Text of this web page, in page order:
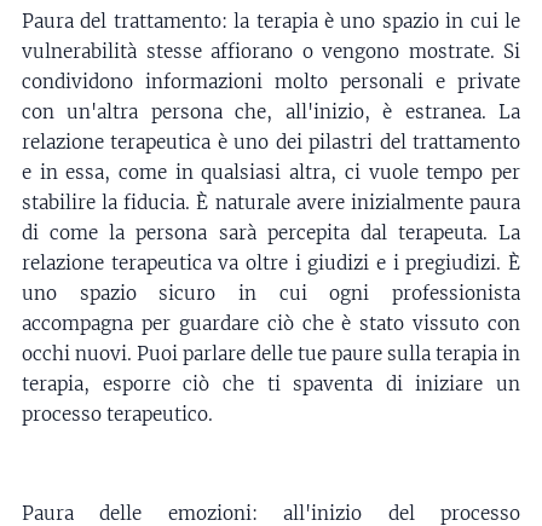
Paura del trattamento: la terapia è uno spazio in cui le
vulnerabilità stesse affiorano o vengono mostrate. Si
condividono informazioni molto personali e private
con un'altra persona che, all'inizio, è estranea. La
relazione terapeutica è uno dei pilastri del trattamento
e in essa, come in qualsiasi altra, ci vuole tempo per
stabilire la fiducia. È naturale avere inizialmente paura
di come la persona sarà percepita dal terapeuta. La
relazione terapeutica va oltre i giudizi e i pregiudizi. È
uno spazio sicuro in cui ogni professionista
accompagna per guardare ciò che è stato vissuto con
occhi nuovi. Puoi parlare delle tue paure sulla terapia in
terapia, esporre ciò che ti spaventa di iniziare un
processo terapeutico.
Paura delle emozioni: all'inizio del processo